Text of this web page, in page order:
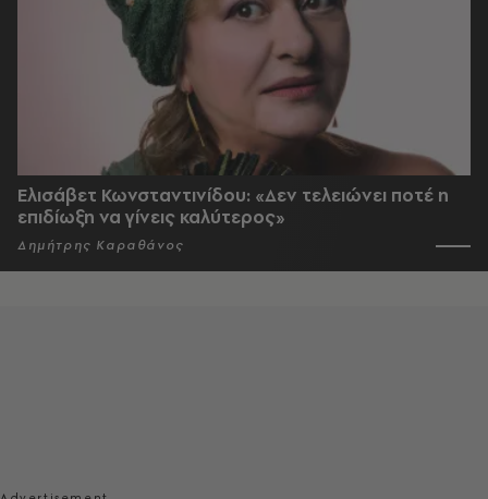
Ελισάβετ Κωνσταντινίδου: «Δεν τελειώνει ποτέ η
επιδίωξη να γίνεις καλύτερος»
Δημήτρης Καραθάνος